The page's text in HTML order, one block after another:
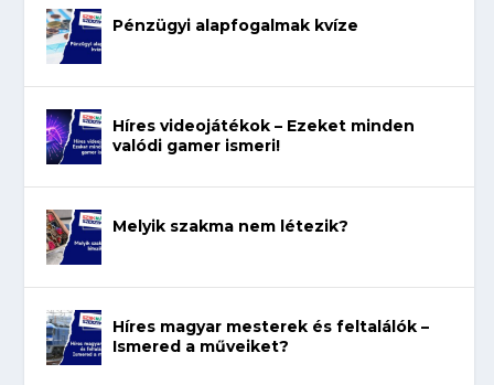
Pénzügyi alapfogalmak kvíze
Híres videojátékok – Ezeket minden
valódi gamer ismeri!
Melyik szakma nem létezik?
Híres magyar mesterek és feltalálók –
Ismered a műveiket?